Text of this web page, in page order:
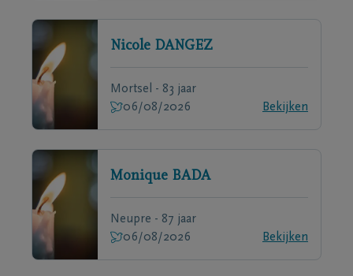
Nicole DANGEZ
Mortsel - 83 jaar
06/08/2026
Bekijken
Monique BADA
Neupre - 87 jaar
06/08/2026
Bekijken